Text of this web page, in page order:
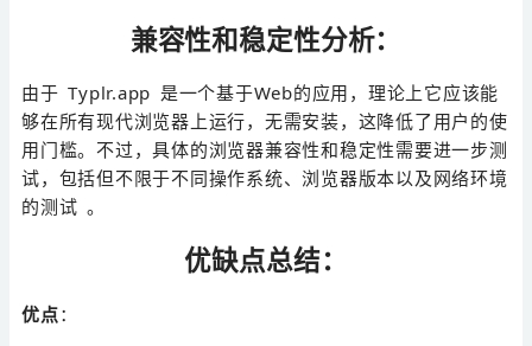
兼容性和稳定性分析：
由于 Typlr.app 是一个基于Web的应用，理论上它应该能
够在所有现代浏览器上运行，无需安装，这降低了用户的使
用门槛。不过，具体的浏览器兼容性和稳定性需要进一步测
试，包括但不限于不同操作系统、浏览器版本以及网络环境
的测试 。
优缺点总结：
优点：